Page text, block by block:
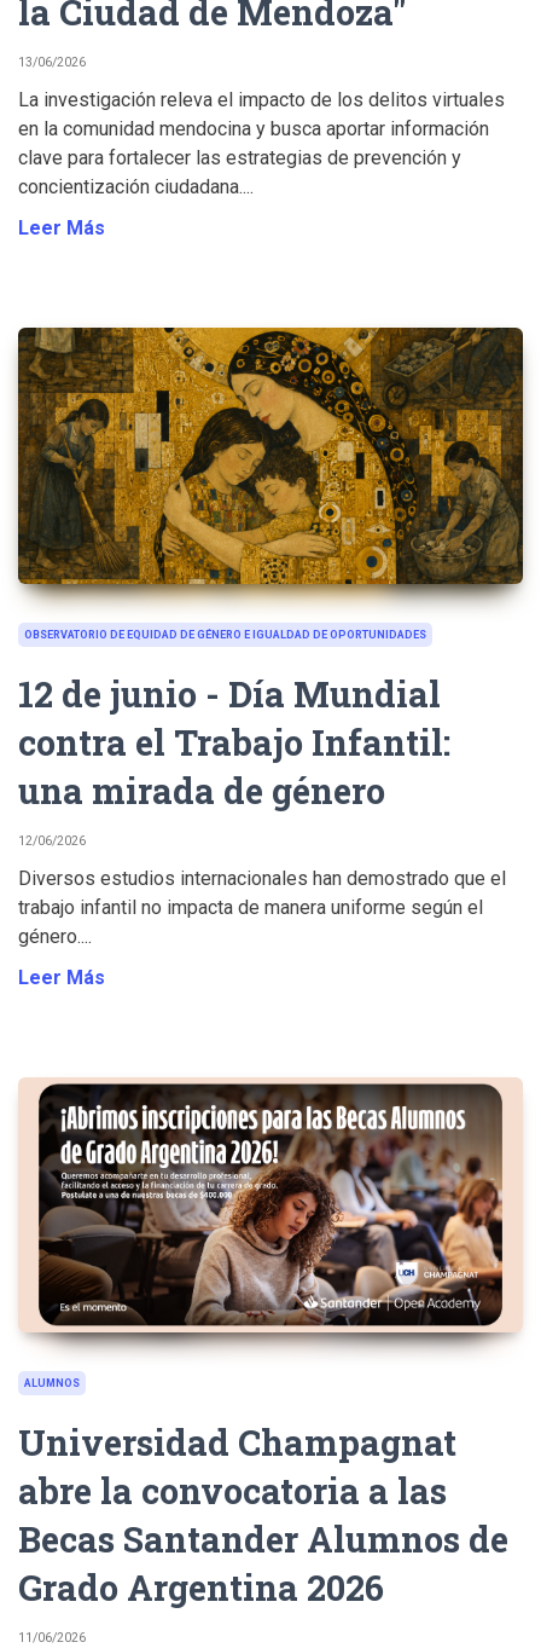
la Ciudad de Mendoza"
13/06/2026
La investigación releva el impacto de los delitos virtuales
en la comunidad mendocina y busca aportar información
clave para fortalecer las estrategias de prevención y
concientización ciudadana....
Leer Más
OBSERVATORIO DE EQUIDAD DE GÉNERO E IGUALDAD DE OPORTUNIDADES
12 de junio - Día Mundial
contra el Trabajo Infantil:
una mirada de género
12/06/2026
Diversos estudios internacionales han demostrado que el
trabajo infantil no impacta de manera uniforme según el
género....
Leer Más
ALUMNOS
Universidad Champagnat
abre la convocatoria a las
Becas Santander Alumnos de
Grado Argentina 2026
11/06/2026